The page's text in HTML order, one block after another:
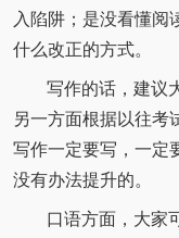
入陷阱；是没看懂阅
什么改正的方式。
写作的话，建议
另一方面根据以往考
写作一定要写，一定
没有办法提升的。
口语方面，大家